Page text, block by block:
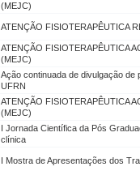
(MEJC)
ATENÇÃO FISIOTERAPÊUTICA
ATENÇÃO FISIOTERAPÊUTICA
(MEJC)
Ação continuada de divulgação
UFRN
ATENÇÃO FISIOTERAPÊUTICA
(MEJC)
I Jornada Científica da Pós
clínica
I Mostra de Apresentações dos